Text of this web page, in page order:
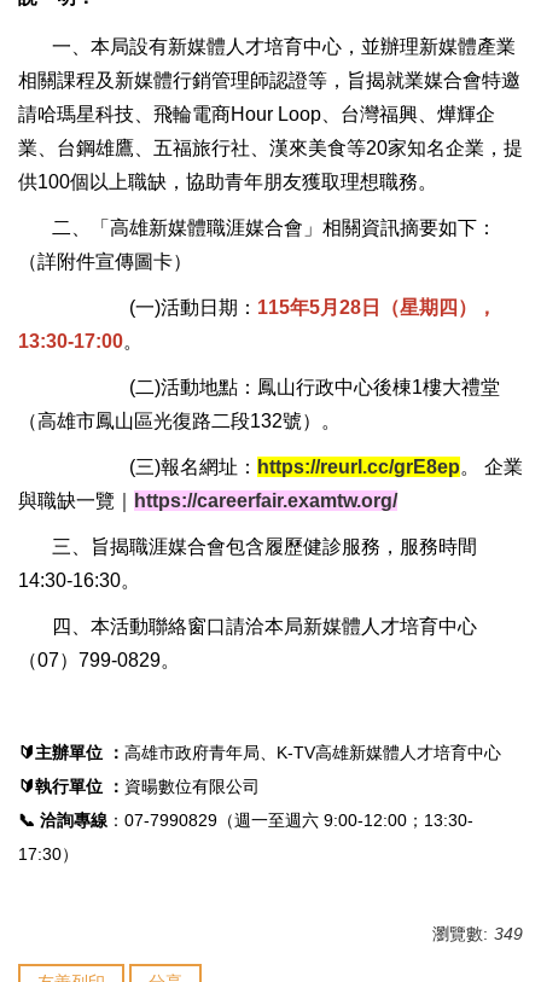
一、本局設有新媒體人才培育中心，並辦理新媒體產業
相關課程及新媒體行銷管理師認證等，旨揭就業媒合會特邀
請哈瑪星科技、飛輪電商Hour Loop、台灣福興、燁輝企
業、台鋼雄鷹、五福旅行社、漢來美食等20家知名企業，提
供100個以上職缺，協助青年朋友獲取理想職務。
二、「高雄新媒體職涯媒合會」相關資訊摘要如下：
（詳附件宣傳圖卡）
(一)活動日期： 115年5月28日（星期四），
13:30-17:00。
(二)活動地點：鳳山行政中心後棟1樓大禮堂
（高雄市鳳山區光復路二段132號）。
(三)報名網址： https://reurl.cc/grE8ep。 企業
與職缺一覽｜
https://careerfair.examtw.org/
三、旨揭職涯媒合會包含履歷健診服務，服務時間
14:30-16:30。
四、本活動聯絡窗口請洽本局新媒體人才培育中心
（07）799-0829。
🔰主辦單位 ： 高雄市政府青年局、K-TV高雄新媒體人才培育中心
🔰執行單位 ： 資暘數位有限公司
📞 洽詢專線 ：07-7990829（週一至週六 9:00-12:00；13:30-
17:30）
瀏覽數: 349